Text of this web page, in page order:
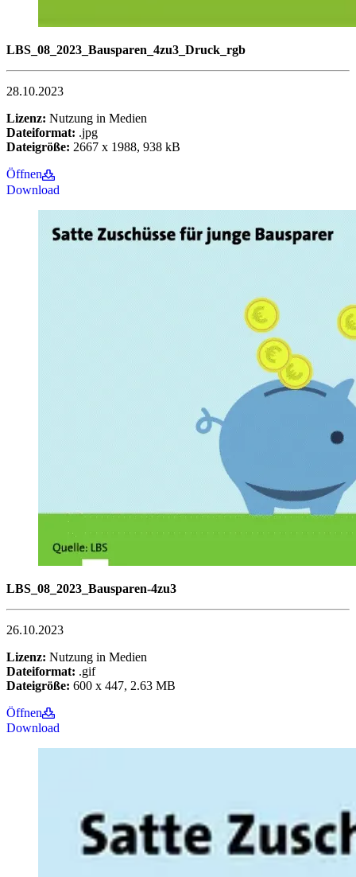
LBS_08_2023_Bausparen_4zu3_Druck_rgb
28.10.2023
Lizenz: Nutzung in Medien
Dateiformat: .jpg
Dateigröße: 2667 x 1988, 938 kB
Öffnen
Download
LBS_08_2023_Bausparen-4zu3
26.10.2023
Lizenz: Nutzung in Medien
Dateiformat: .gif
Dateigröße: 600 x 447, 2.63 MB
Öffnen
Download